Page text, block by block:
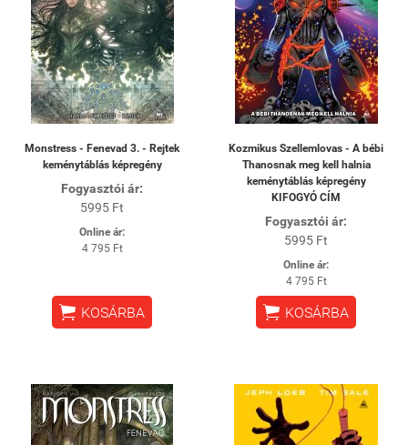
Monstress - Fenevad 3. - Rejtek
keménytáblás képregény
Fogyasztói ár:
5995 Ft
Online ár:
4 795 Ft
 KOSÁRBA
Kozmikus Szellemlovas - A bébi
Thanosnak meg kell halnia
keménytáblás képregény
KIFOGYÓ CÍM
Fogyasztói ár:
5995 Ft
Online ár:
4 795 Ft
 KOSÁRBA